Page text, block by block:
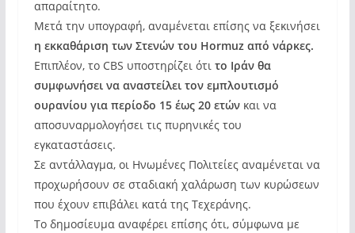
απαραίτητο.
Μετά την υπογραφή, αναμένεται επίσης να ξεκινήσει
η εκκαθάριση των Στενών του Hormuz από νάρκες.
Επιπλέον, το CBS υποστηρίζει ότιτο Ιράν θα
συμφωνήσει να αναστείλει τον εμπλουτισμό
ουρανίου για περίοδο 15 έως 20 ετώνκαι να
αποσυναρμολογήσει τις πυρηνικές του
εγκαταστάσεις.
Σε αντάλλαγμα, οι Ηνωμένες Πολιτείες αναμένεται να
προχωρήσουν σε σταδιακή χαλάρωση των κυρώσεων
που έχουν επιβάλει κατά της Τεχεράνης.
Το δημοσίευμα αναφέρει επίσης ότι, σύμφωνα με